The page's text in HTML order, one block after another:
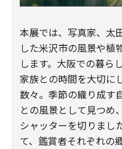
本展では、写真家、太
した米沢市の風景や植
します。大阪での暮ら
家族との時間を大切に
数々。季節の織り成す
との風景として見つめ
シャッターを切りまし
て、鑑賞者それぞれの